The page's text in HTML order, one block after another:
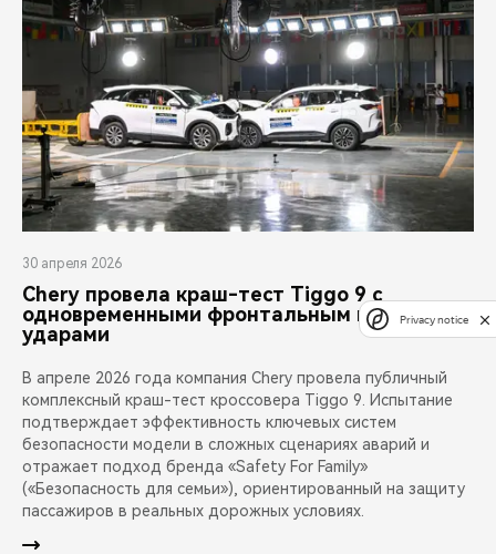
30 апреля 2026
Chery провела краш-тест Tiggo 9 с
одновременными фронтальным и задним
ударами
В апреле 2026 года компания Chery провела публичный
комплексный краш-тест кроссовера Tiggo 9. Испытание
подтверждает эффективность ключевых систем
безопасности модели в сложных сценариях аварий и
отражает подход бренда «Safety For Family»
(«Безопасность для семьи»), ориентированный на защиту
пассажиров в реальных дорожных условиях.
Privacy notice